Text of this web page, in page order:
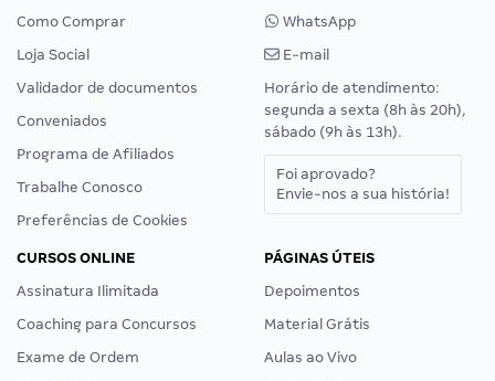
Como Comprar
Loja Social
Validador de documentos
Conveniados
Programa de Afiliados
Trabalhe Conosco
Preferências de Cookies
WhatsApp
E-mail
Horário de atendimento:
segunda a sexta (8h às 20h),
sábado (9h às 13h).
Foi aprovado?
Envie-nos a sua história!
CURSOS ONLINE
Assinatura Ilimitada
Coaching para Concursos
Exame de Ordem
PÁGINAS ÚTEIS
Depoimentos
Material Grátis
Aulas ao Vivo